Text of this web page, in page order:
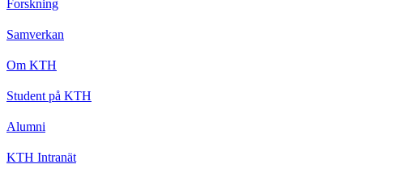
Forskning
Samverkan
Om KTH
Student på KTH
Alumni
KTH Intranät